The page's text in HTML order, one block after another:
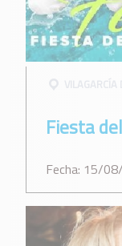
Fiesta
Fecha: 15/